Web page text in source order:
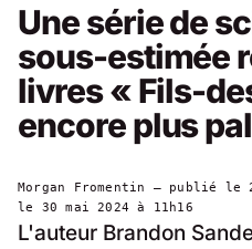
Une série de
sous-estimée
livres « Fils-
encore plus
Morgan Fromentin — publié le
le 30 mai 2024 à 11h16
L'auteur Brandon